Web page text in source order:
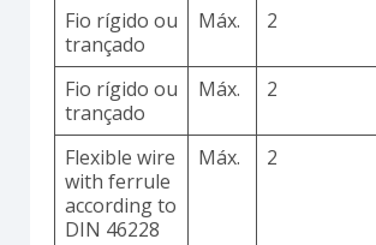
Fio rígido ou
trançado
Máx. 2
Fio rígido ou
trançado
Máx. 2
Flexible wire
with ferrule
according to
DIN 46228
Máx. 2